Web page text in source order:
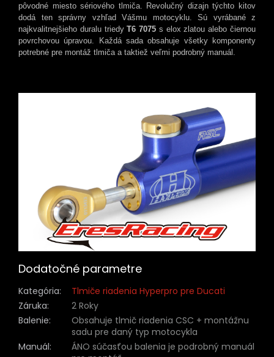
pôvodné miesto sériového tlmiča. Revolučný dizajn týchto kitov
dodá ten správny vzhľad Vášmu motocyklu. Sú vyrábané z
najkvalitnejšieho duralu triedyT6 7075 s elox zlatou alebo čiernou
povrchovou úpravou. Každá sada obsahuje všetky komponenty
potrebné pre montáž tlmiča a taktiež veľmi podrobný manuál.
Dodatočné parametre
Kategória:
Tlmiče riadenia Hyperpro pre Ducati
Záruka:
2 Roky
Balenie:
Obsahuje tlmič riadenia CSC + montážnu
sadu pre daný typ motocykla
Manuál:
ÁNO súčasťou balenia je podrobný manuál